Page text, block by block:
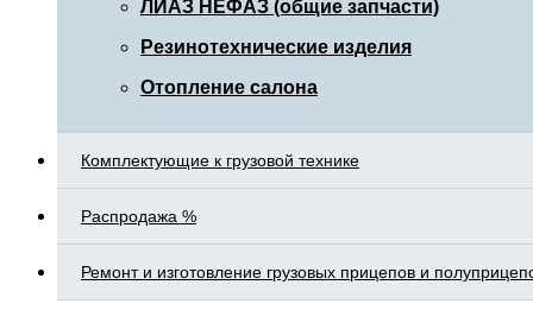
ЛИАЗ НЕФАЗ (общие запчасти)
Резинотехнические изделия
Отопление салона
Комплектующие к грузовой технике
Распродажа %
Ремонт и изготовление грузовых прицепов и